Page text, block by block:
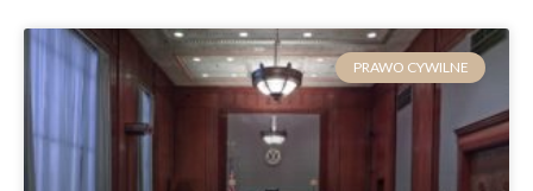
PRAWO CYWILNE